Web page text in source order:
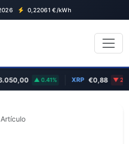
0,22061 €/kWh
0.41% XRP €0,88
Artículo